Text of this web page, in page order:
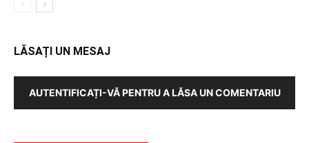
LĂSAȚI UN MESAJ
AUTENTIFICAȚI-VĂ PENTRU A LĂSA UN COMENTARIU